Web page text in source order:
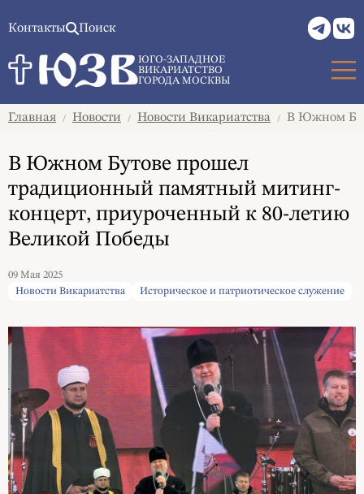
Контакты Поиск
ЮГО-ЗАПАДНОЕ
ВИКАРИАТСТВО
ГОРОДА МОСКВЫ
Главная / Новости / Новости Викариатства / В Южном
В Южном Бутове прошел
традиционный памятный митинг-
концерт, приуроченный к 80-летию
Великой Победы
09 Мая 2025
Новости Викариатства
Историческое и патриотическое служение